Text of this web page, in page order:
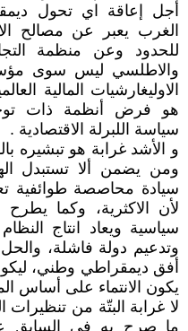
أجل إعاقة اي تحول
الغرب يعبر عن مصالح
للحدود وعن منظمة
والاطلسي ليس سوى
الاوليغارشيات المالية
هو فرض أنظمة ذات توجه
سياسة اللبرلة الاقتصادية .
و الأشد غرابة هو تبشيره
ومن يضمن ألا تستبدل
سيادة محاصصة طوائفية
لأن الاكثرية، وكما
سياسية ويعاد انتاج
وتدعيم دولة فاشلة،
أفق ديمقراطي وطني،
يكون الانتماء على أساس
لا غرابة البتّة من
ما صرح به في السابق